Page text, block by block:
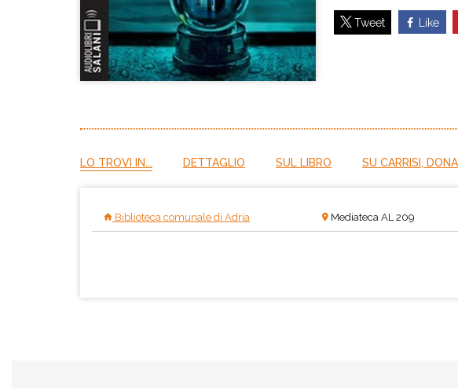
Tweet Like
LO TROVI IN... DETTAGLIO SUL LIBRO SU CARRISI,
Biblioteca comunale di Adria Mediateca AL 209